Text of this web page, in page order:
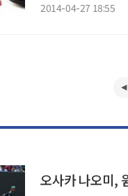
2014-04-27 18:55
오사카 나오미,